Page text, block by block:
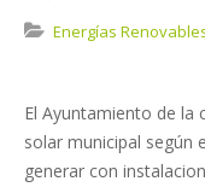
Energías
El Ayuntamiento de la
solar municipal según
generar con